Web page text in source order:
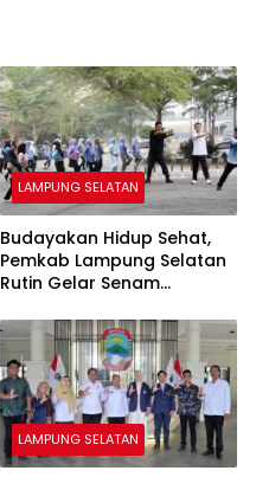
LAMPUNG SELATAN
Budayakan Hidup Sehat,
Pemkab Lampung Selatan
Rutin Gelar Senam
LAMPUNG SELATAN